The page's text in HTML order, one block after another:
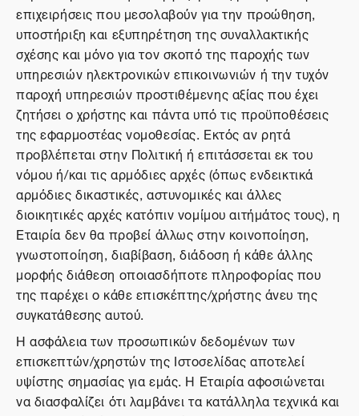
επιχειρήσεις που μεσολαβούν για την προώθηση,
υποστήριξη και εξυπηρέτηση της συναλλακτικής
σχέσης και μόνο για τον σκοπό της παροχής των
υπηρεσιών ηλεκτρονικών επικοινωνιών ή την τυχόν
παροχή υπηρεσιών προστιθέμενης αξίας που έχει
ζητήσει ο χρήστης και πάντα υπό τις προϋποθέσεις
της εφαρμοστέας νομοθεσίας. Εκτός αν ρητά
προβλέπεται στην Πολιτική ή επιτάσσεται εκ του
νόμου ή/και τις αρμόδιες αρχές (όπως ενδεικτικά
αρμόδιες δικαστικές, αστυνομικές και άλλες
διοικητικές αρχές κατόπιν νομίμου αιτήμάτος τους), η
Εταιρία δεν θα προβεί άλλως στην κοινοποίηση,
γνωστοποίηση, διαβίβαση, διάδοση ή κάθε άλλης
μορφής διάθεση οποιασδήποτε πληροφορίας που
της παρέχει ο κάθε επισκέπτης/χρήστης άνευ της
συγκατάθεσης αυτού.
Η ασφάλεια των προσωπικών δεδομένων των
επισκεπτών/χρηστών της Ιστοσελίδας αποτελεί
υψίστης σημασίας για εμάς. Η Εταιρία αφοσιώνεται
να διασφαλίζει ότι λαμβάνει τα κατάλληλα τεχνικά και